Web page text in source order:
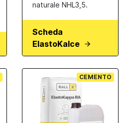
naturale NHL3,5.
Scheda
ElastoKalce
CEMENTO